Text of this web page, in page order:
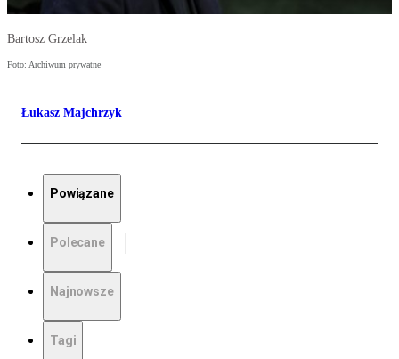
Bartosz Grzelak
Foto: Archiwum prywatne
Łukasz Majchrzyk
Powiązane
Polecane
Najnowsze
Tagi